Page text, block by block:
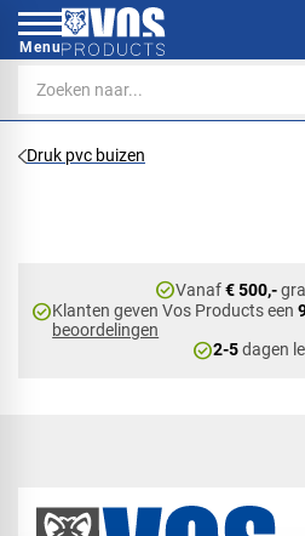
Menu
Druk pvc buizen
check_circleVanaf€ 500,-
check_circleKlanten geven Vos Products een
beoordelingen
check_circle2-5dagen